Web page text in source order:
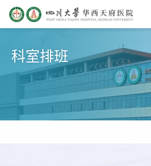
科室排班